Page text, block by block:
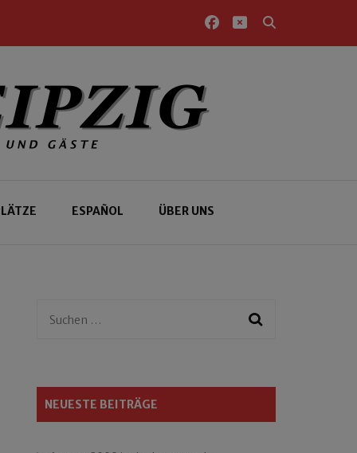
ESPAÑOL ÜBER UNS
Suchen
NEUESTE BEITRÄGE